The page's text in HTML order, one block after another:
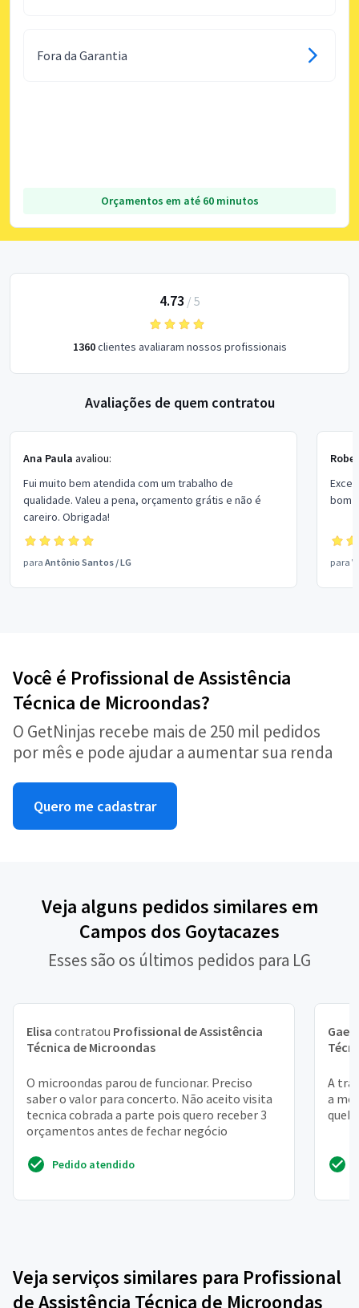
Fora da Garantia
Orçamentos em até 60 minutos
4.73 / 5
1360clientes avaliaram nossos profissionais
Avaliações de quem contratou
Ana Paula avaliou:
Fui muito bem atendida com um trabalho de
qualidade. Valeu a pena, orçamento grátis e não é
careiro. Obrigada!
para Antônio Santos /LG
bom
para
Você é Profissional de Assistência
Técnica de Microondas?
O GetNinjas recebe mais de 250 mil pedidos
por mês e pode ajudar a aumentar sua renda
Quero me cadastrar
Veja alguns pedidos similares em
Campos dos Goytacazes
Esses são os últimos pedidos para LG
Elisa contratou Profissional de Assistência
Técnica de Microondas
O microondas parou de funcionar. Preciso
saber o valor para concerto. Não aceito visita
tecnica cobrada a parte pois quero receber 3
orçamentos antes de fechar negócio
Pedido atendido
Gael
A
a
Veja serviços similares para Profissional
de Assistência Técnica de Microondas